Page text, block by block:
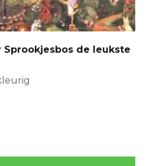
de leukste